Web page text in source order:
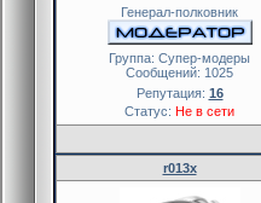
Генерал-полковник
Группа: Cупер-модеры
Сообщений: 1025
Репутация: 16
Статус: Не в сети
r013x